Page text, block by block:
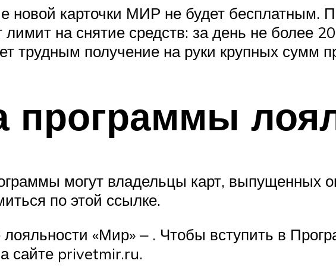
новой карточки МИР не будет бесплатным.
лимит на снятие средств: за день не более
трудным получение на руки крупных сумм
программы
могут владельцы карт, выпущенных
по этой ссылке.
«Мир» ‒ . Чтобы вступить в
сайте privetmir.ru.